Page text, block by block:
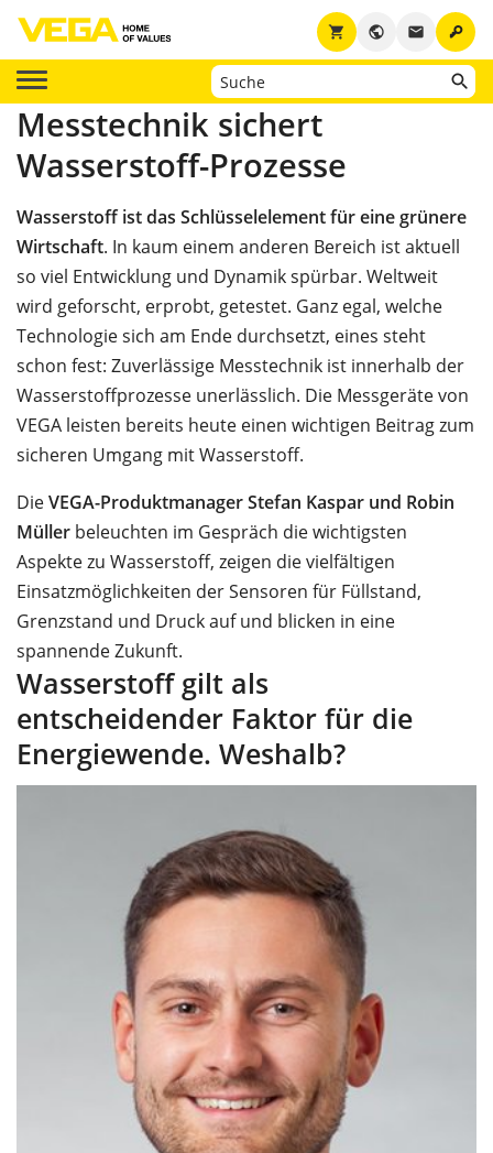
key
email
public
shopping_cart
Messtechnik sichert
Wasserstoff-Prozesse
Wasserstoff ist das Schlüsselelement für eine grünere
Wirtschaft. In kaum einem anderen Bereich ist aktuell
so viel Entwicklung und Dynamik spürbar. Weltweit
wird geforscht, erprobt, getestet. Ganz egal, welche
Technologie sich am Ende durchsetzt, eines steht
schon fest: Zuverlässige Messtechnik ist innerhalb der
Wasserstoffprozesse unerlässlich. Die Messgeräte von
VEGA leisten bereits heute einen wichtigen Beitrag zum
sicheren Umgang mit Wasserstoff.
DieVEGA-Produktmanager Stefan Kaspar und Robin
Müller beleuchten im Gespräch die wichtigsten
Aspekte zu Wasserstoff, zeigen die vielfältigen
Einsatzmöglichkeiten der Sensoren für Füllstand,
Grenzstand und Druck auf und blicken in eine
spannende Zukunft.
Wasserstoff gilt als
entscheidender Faktor für die
Energiewende. Weshalb?